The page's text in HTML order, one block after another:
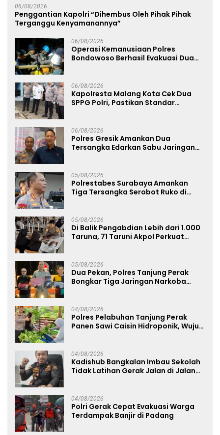
06/08/2026
Penggantian Kapolri “Dihembus Oleh Pihak Pihak
Terganggu Kenyamanannya”
06/08/2026
Operasi Kemanusiaan Polres
Bondowoso Berhasil Evakuasi Dua
06/08/2026
Kapolresta Malang Kota Cek Dua
SPPG Polri, Pastikan Standar
06/08/2026
Polres Gresik Amankan Dua
Tersangka Edarkan Sabu Jaringan
05/08/2026
Polrestabes Surabaya Amankan
Tiga Tersangka Serobot Ruko di
05/08/2026
Di Balik Pengabdian Lebih dari 1.000
Taruna, 71 Taruni Akpol Perkuat
05/08/2026
Dua Pekan, Polres Tanjung Perak
Bongkar Tiga Jaringan Narkoba
04/08/2026
Polres Pelabuhan Tanjung Perak
Panen Sawi Caisin Hidroponik, Wujud
04/08/2026
Kadishub Bangkalan Imbau Sekolah
Tidak Latihan Gerak Jalan di Jalan
04/08/2026
Polri Gerak Cepat Evakuasi Warga
Terdampak Banjir di Padang